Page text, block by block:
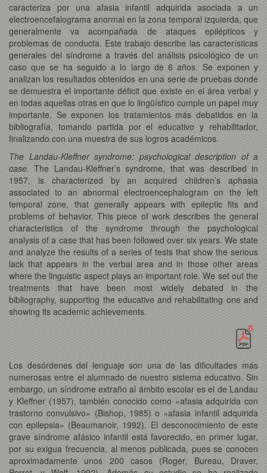
caracteriza por una afasia infantil adquirida asociada a un
electroencefalograma anormal en la zona temporal izquierda, que
generalmente va acompañada de ataques epilépticos y
problemas de conducta. Este trabajo describe las características
generales del síndrome a través del análisis psicológico de un
caso que se ha seguido a lo largo de 6 años. Se exponen y
analizan los resultados obtenidos en una serie de pruebas donde
se demuestra el importante déficit que existe en el área verbal y
en todas aquellas otras en que lo lingüístico cumple un papel muy
importante. Se exponen los tratamientos más debatidos en la
bibliografía, tomando partida por el educativo y rehabilitador,
finalizando con una muestra de sus logros académicos.
The Landau-Kleffner syndrome: psychological description of a
case. The Landau-Kleffner’s syndrome, that was described in
1957, is characterized by an acquired children’s aphasia
associated to an abnormal electroencephalogram on the left
temporal zone, that generally appears with epileptic fits and
problems of behavior. This piece of work describes the general
characteristics of the syndrome through the psychological
analysis of a case that has been followed over six years. We state
and analyze the results of a series of tests that show the serious
lack that appears in the verbal area and in those other areas
where the linguistic aspect plays an important role. We set out the
treatments that have been most widely debated in the
bibliography, supporting the educative and rehabilitating one and
showing its academic achievements.
Los desórdenes del lenguaje son una de las dificultades más
numerosas entre el alumnado de nuestro sistema educativo. Sin
embargo, un síndrome extraño al ámbito escolar es el de Landau
y Kleffner (1957), también conocido como «afasia adquirida con
trastorno convulsivo» (Bishop, 1985) o «afasia infantil adquirida
con epilepsia» (Beaumanoir, 1992). El desconocimiento de este
grave síndrome afásico infantil está favorecido, en primer lugar,
por su exigua frecuencia, al menos publicada, pues se conocen
aproximadamente unos 200 casos (Roger, Bureau, Draver,